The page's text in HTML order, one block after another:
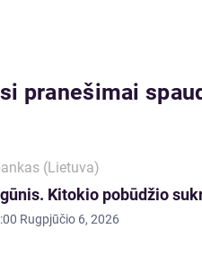
pranešimai
(Lietuva)
Kitokio pobūdžio
Rugpjūčio 6, 2026